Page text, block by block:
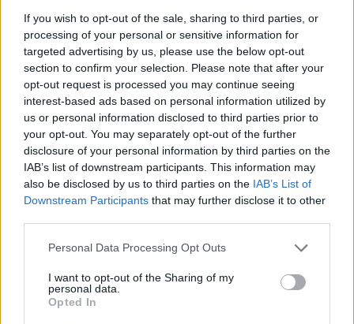
If you wish to opt-out of the sale, sharing to third parties, or
processing of your personal or sensitive information for
targeted advertising by us, please use the below opt-out
section to confirm your selection. Please note that after your
opt-out request is processed you may continue seeing
interest-based ads based on personal information utilized by
us or personal information disclosed to third parties prior to
your opt-out. You may separately opt-out of the further
disclosure of your personal information by third parties on the
IAB’s list of downstream participants. This information may
also be disclosed by us to third parties on the IAB’s List of
Downstream Participants that may further disclose it to other
Personal Data Processing Opt Outs
I want to opt-out of the Sharing of my
personal data.
Opted In
Στρατηγικό Σχέδιο ΚΑΠ 2023–2027
17:10
Σε κατάσταση κινητοποίησης αύριο Σάββατο η Κρήτη
λόγω πολύ υψηλού κινδύνου πυρκαγιάς
Οι τουαλέτες στην Κνωσό και η μπάρα στο φαράγγι της
Σαμαριάς!
Γ. Πλακιωτάκης: Συνεχίζεται η αναβάθμιση των σχολικών
μονάδων στο Λασίθι
ΠΕΡΙΣΣΟΤΕΡΑ